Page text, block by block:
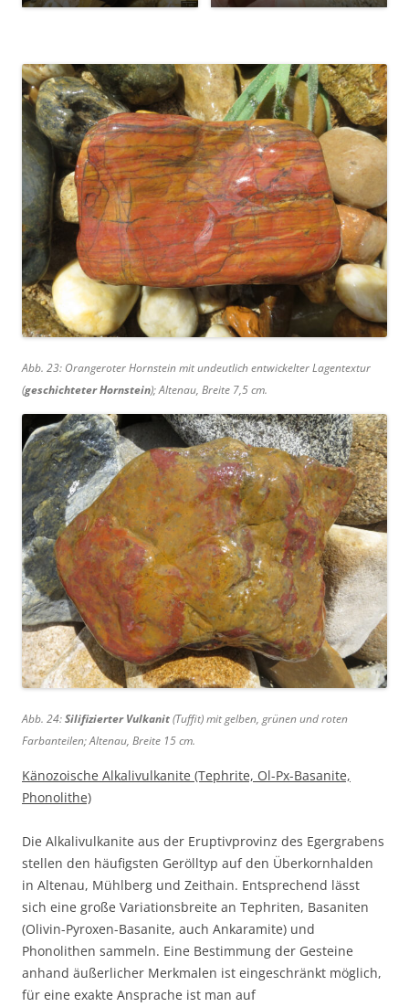
Abb. 23: Orangeroter Hornstein mit undeutlich entwickelter Lagentextur
(geschichteter Hornstein); Altenau, Breite 7,5 cm.
Abb. 24:Silifizierter Vulkanit(Tuffit) mit gelben, grünen und roten
Farbanteilen; Altenau, Breite 15 cm.
Känozoische Alkalivulkanite (Tephrite, Ol-Px-Basanite,
Phonolithe)
Die Alkalivulkanite aus der Eruptivprovinz des Egergrabens
stellen den häufigsten Gerölltyp auf den Überkornhalden
in Altenau, Mühlberg und Zeithain. Entsprechend lässt
sich eine große Variationsbreite an Tephriten, Basaniten
(Olivin-Pyroxen-Basanite, auch Ankaramite) und
Phonolithen sammeln. Eine Bestimmung der Gesteine
anhand äußerlicher Merkmalen ist eingeschränkt möglich,
für eine exakte Ansprache ist man auf